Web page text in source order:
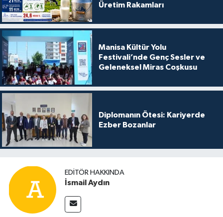
Üretim Rakamları
Manisa Kültür Yolu
Festivali’nde Genç Sesler ve
Geleneksel Miras Coşkusu
Diplomanın Ötesi: Kariyerde
Ezber Bozanlar
EDITÖR HAKKINDA
İsmail Aydın